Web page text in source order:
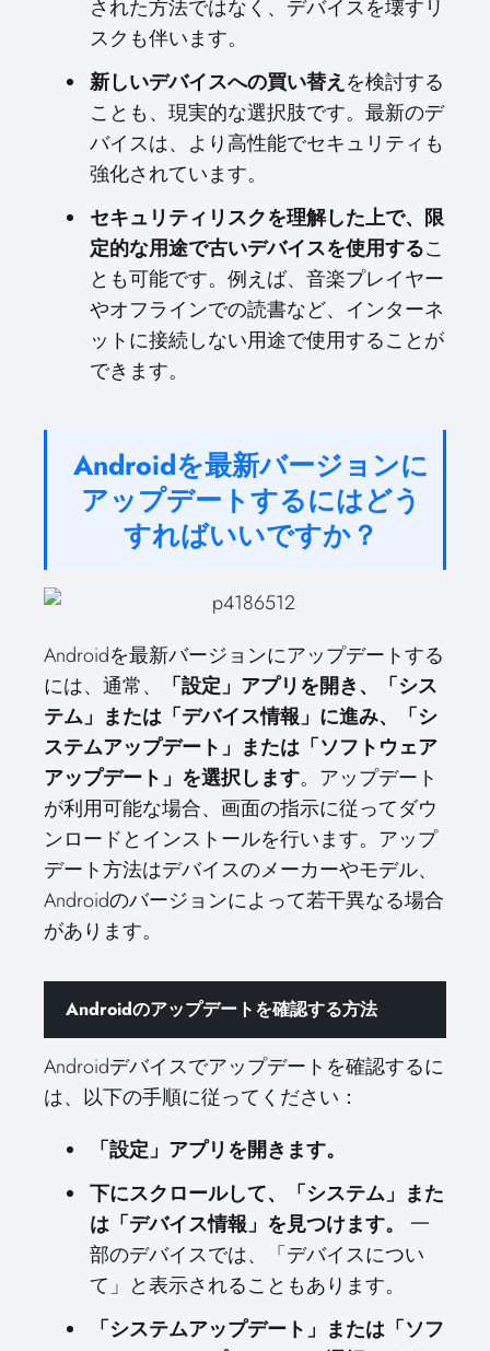
された方法ではなく、デバイスを壊すリ
スクも伴います。
新しいデバイスへの買い替えを検討する
ことも、現実的な選択肢です。最新のデ
バイスは、より高性能でセキュリティも
強化されています。
セキュリティリスクを理解した上で、限
定的な用途で古いデバイスを使用するこ
とも可能です。例えば、音楽プレイヤー
やオフラインでの読書など、インターネ
ットに接続しない用途で使用することが
できます。
Androidを最新バージョンに
アップデートするにはどう
すればいいですか？
Androidを最新バージョンにアップデートする
には、通常、
「設定」アプリを開き、「シス
テム」または「デバイス情報」に進み、「シ
ステムアップデート」または「ソフトウェア
アップデート」を選択します。アップデート
が利用可能な場合、画面の指示に従ってダウ
ンロードとインストールを行います。アップ
デート方法はデバイスのメーカーやモデル、
Androidのバージョンによって若干異なる場合
があります。
Androidのアップデートを確認する方法
Androidデバイスでアップデートを確認するに
は、以下の手順に従ってください：
「設定」アプリを開きます。
下にスクロールして、「システム」また
は「デバイス情報」を見つけます。
一
部のデバイスでは、「デバイスについ
て」と表示されることもあります。
「システムアップデート」または「ソフ